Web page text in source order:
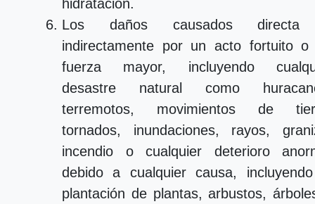
hidratación.
Los daños causados
indirectamente por un acto fortuito o
fuerza mayor, incluyendo
desastre natural como
terremotos, movimientos de
tornados, inundaciones, rayos,
incendio o cualquier deterioro
debido a cualquier causa,
plantación de plantas, arbustos,